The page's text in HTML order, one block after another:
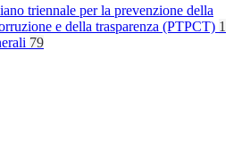
triennale per la prevenzione della
e della trasparenza (PTPCT) 1
79